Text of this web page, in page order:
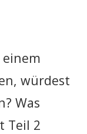
würdest
Was
Teil 2